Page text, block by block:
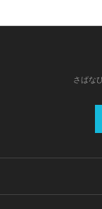
さばな